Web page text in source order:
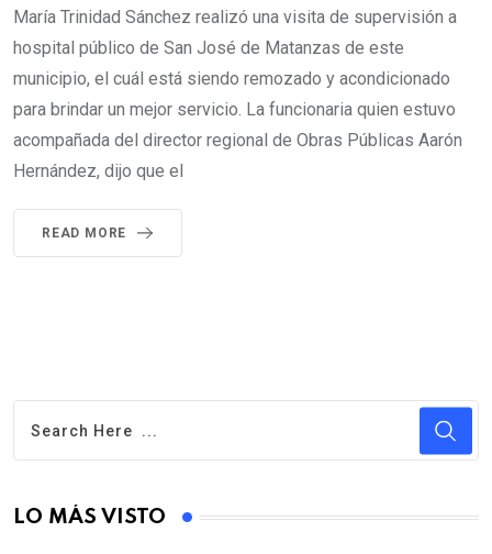
María Trinidad Sánchez realizó una visita de supervisión a
hospital público de San José de Matanzas de este
municipio, el cuál está siendo remozado y acondicionado
para brindar un mejor servicio. La funcionaria quien estuvo
acompañada del director regional de Obras Públicas Aarón
Hernández, dijo que el
READ MORE
LO MÁS VISTO